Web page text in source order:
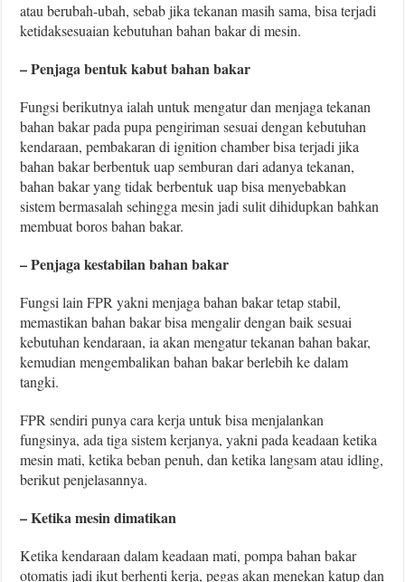
atau berubah-ubah, sebab jika tekanan masih sama, bisa terjadi
ketidaksesuaian kebutuhan bahan bakar di mesin.
– Penjaga bentuk kabut bahan bakar
Fungsi berikutnya ialah untuk mengatur dan menjaga tekanan
bahan bakar pada pupa pengiriman sesuai dengan kebutuhan
kendaraan, pembakaran di ignition chamber bisa terjadi jika
bahan bakar berbentuk uap semburan dari adanya tekanan,
bahan bakar yang tidak berbentuk uap bisa menyebabkan
sistem bermasalah sehingga mesin jadi sulit dihidupkan bahkan
membuat boros bahan bakar.
– Penjaga kestabilan bahan bakar
Fungsi lain FPR yakni menjaga bahan bakar tetap stabil,
memastikan bahan bakar bisa mengalir dengan baik sesuai
kebutuhan kendaraan, ia akan mengatur tekanan bahan bakar,
kemudian mengembalikan bahan bakar berlebih ke dalam
tangki.
FPR sendiri punya cara kerja untuk bisa menjalankan
fungsinya, ada tiga sistem kerjanya, yakni pada keadaan ketika
mesin mati, ketika beban penuh, dan ketika langsam atau idling,
berikut penjelasannya.
– Ketika mesin dimatikan
Ketika kendaraan dalam keadaan mati, pompa bahan bakar
otomatis jadi ikut berhenti kerja, pegas akan menekan katup dan